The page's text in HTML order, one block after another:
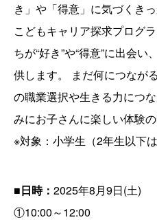
き」や「得意」に気づくき
こどもキャリア探求プログ
ちが“好き”や“得意”に出会
供します。 まだ何につなが
の職業選択や生きる力につ
みにお子さんに楽しい体験
※対象：小学生（2年生以下は
■日時： 2025年8月9日(土)
①10:00～12:00